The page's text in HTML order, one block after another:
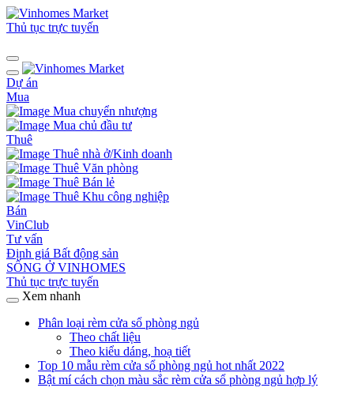
Thủ tục trực tuyến
Dự án
Mua
Mua chuyển nhượng
Mua chủ đầu tư
Thuê
Thuê nhà ở/Kinh doanh
Thuê Văn phòng
Thuê Bán lẻ
Thuê Khu công nghiệp
Bán
VinClub
Tư vấn
Định giá Bất động sản
SỐNG Ở VINHOMES
Thủ tục trực tuyến
Xem nhanh
Phân loại rèm cửa sổ phòng ngủ
Theo chất liệu
Theo kiểu dáng, hoạ tiết
Top 10 mẫu rèm cửa sổ phòng ngủ hot nhất 2022
Bật mí cách chọn màu sắc rèm cửa sổ phòng ngủ hợp lý